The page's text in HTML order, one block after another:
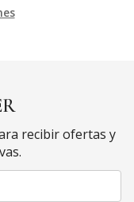
recibir ofertas y